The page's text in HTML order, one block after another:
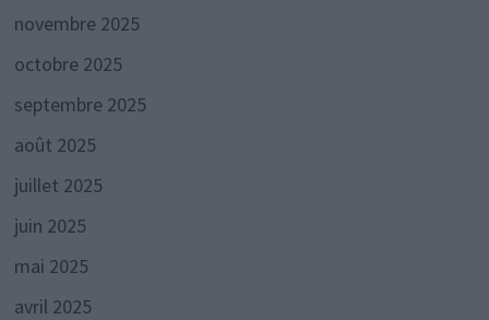
novembre 2025
octobre 2025
septembre 2025
août 2025
juillet 2025
juin 2025
mai 2025
avril 2025